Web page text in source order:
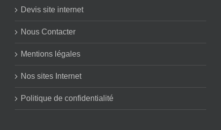
Devis site internet
Nous Contacter
Mentions légales
Nos sites Internet
Politique de confidentialité